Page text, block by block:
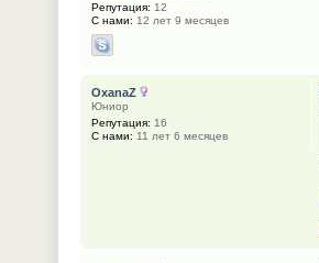
Репутация: 12
С нами: 12 лет 9 месяцев
OxanaZ
Юниор
Репутация: 16
С нами: 11 лет 6 месяцев